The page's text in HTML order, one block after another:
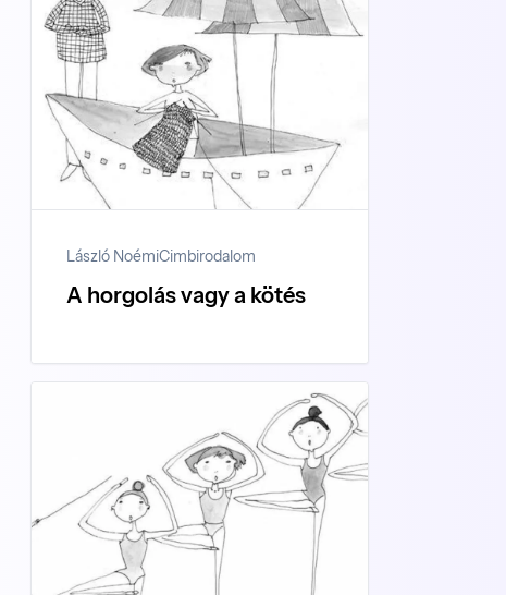
László NoémiCimbirodalom
A horgolás vagy a kötés